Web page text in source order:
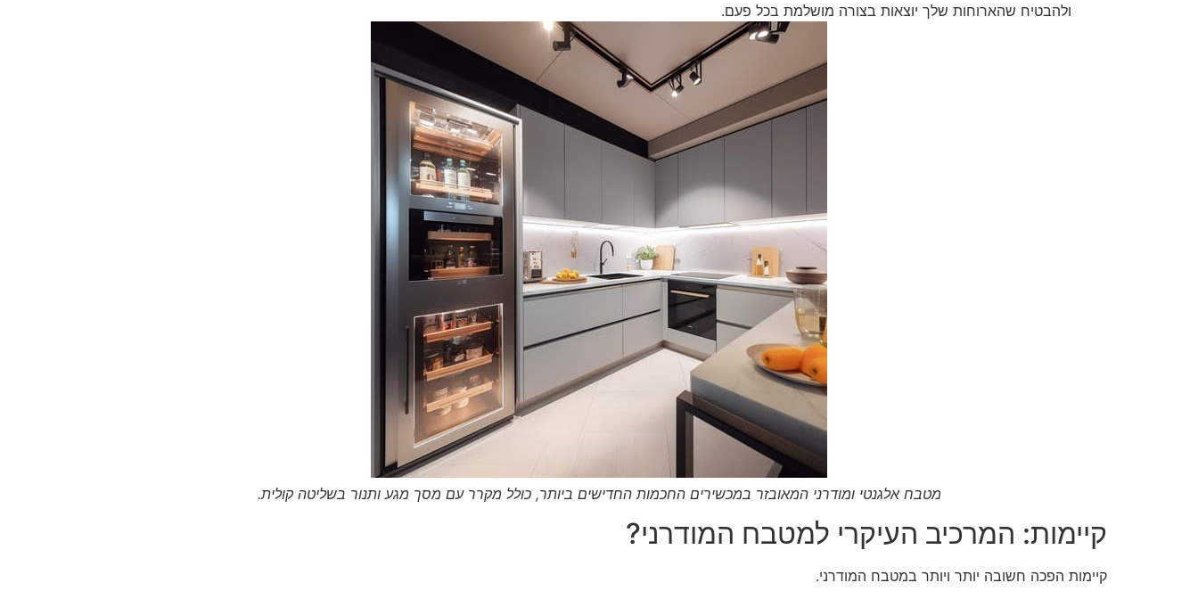
ולהבטיח שהארוחות שלך יוצאות בצורה מושלמת בכל פעם.
מטבח אלגנטי ומודרני המאובזר במכשירים החכמות החדישים ביותר, כולל מקרר עם מסך מגע ותנור בשליטה קולית.
קיימות: המרכיב העיקרי למטבח המודרני?
קיימות הפכה חשובה יותר ויותר במטבח המודרני.